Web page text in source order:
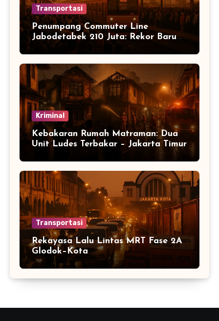
Transportasi
Penumpang Commuter Line
Jabodetabek 210 Juta: Rekor Baru
Warga Jabodetabek
Kriminal
Kebakaran Rumah Matraman: Dua
Unit Ludes Terbakar – Jakarta Timur
Transportasi
Rekayasa Lalu Lintas MRT Fase 2A
Glodok–Kota